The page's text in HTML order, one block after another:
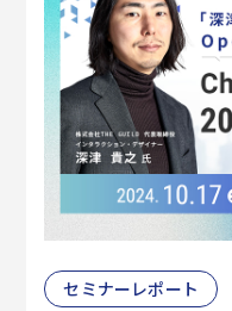
セミナーレポート